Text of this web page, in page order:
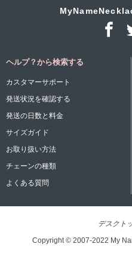
ヘルプ？から検索する
カスタマーサポート
発送状況を確認する
発送の日数と料金
サイズガイド
お取り扱い方法
チェーンの種類
よくある質問
デスクト
Copyright © 2007-2022 My